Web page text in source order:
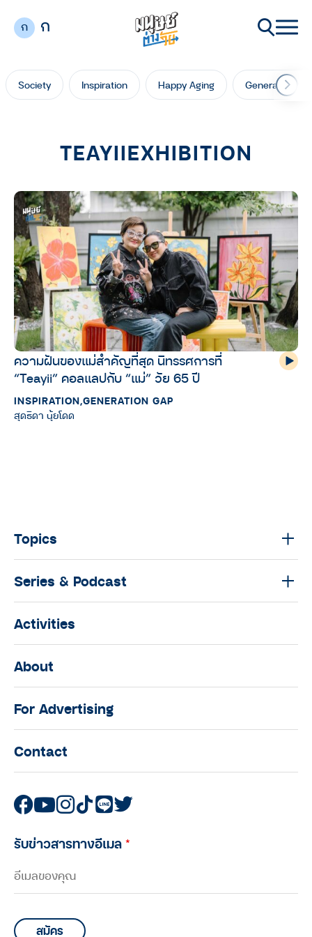
ก ก
Society Inspiration Happy Aging Generation
TEAYIIEXHIBITION
ความฝันของแม่สำคัญที่สุด นิทรรศการที่
“Teayii” คอลแลปกับ “แม่” วัย 65 ปี
INSPIRATION,GENERATION GAP
สุดธิดา นุ้ยโดด
Topics
Series & Podcast
Activities
About
For Advertising
Contact
รับข่าวสารทางอีเมล*